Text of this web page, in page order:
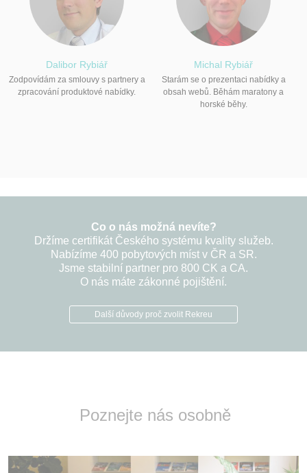
Dalibor Rybiář
Zodpovídám za smlouvy s partnery a
zpracování produktové nabídky.
Michal Rybiář
Starám se o prezentaci nabídky a
obsah webů. Běhám maratony a
horské běhy.
Co o nás možná nevíte?
Držíme certifikát Českého systému kvality služeb.
Nabízíme 400 pobytových míst v ČR a SR.
Jsme stabilní partner pro 800 CK a CA.
O nás máte zákonné pojištění.
Další důvody proč zvolit Rekreu
Poznejte nás osobně